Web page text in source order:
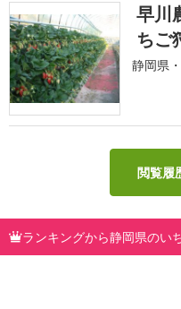
早川
ちご
静岡県
閲覧履
ランキングから静岡県のい